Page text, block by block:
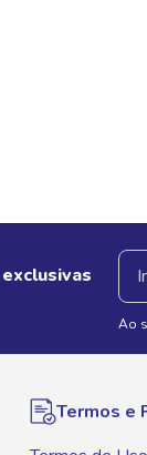
Ao
Termos e